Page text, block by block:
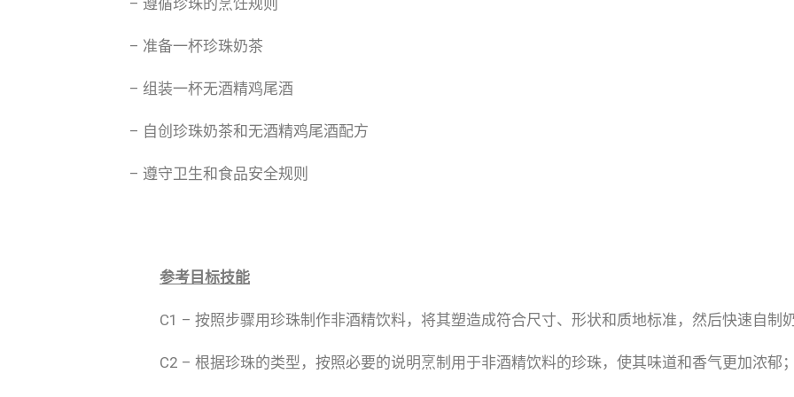
– 准备一杯珍珠奶茶
– 组装一杯无酒精鸡尾酒
– 自创珍珠奶茶和无酒精鸡尾酒配方
– 遵守卫生和食品安全规则
参考目标技能
C1 – 按照步骤用珍珠制作非酒精饮料，将其塑造成符合尺寸、形状和质地标准，然后快速自制奶
C2 – 根据珍珠的类型，按照必要的说明烹制用于非酒精饮料的珍珠，使其味道和香气更加浓郁；